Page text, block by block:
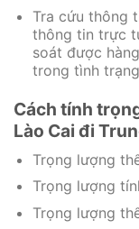
Tra cứu thông
thông tin trực
soát được
trong tình
Cách tính
Lào Cai đi
Trọng lượng
Trọng lượng
Trọng lượng